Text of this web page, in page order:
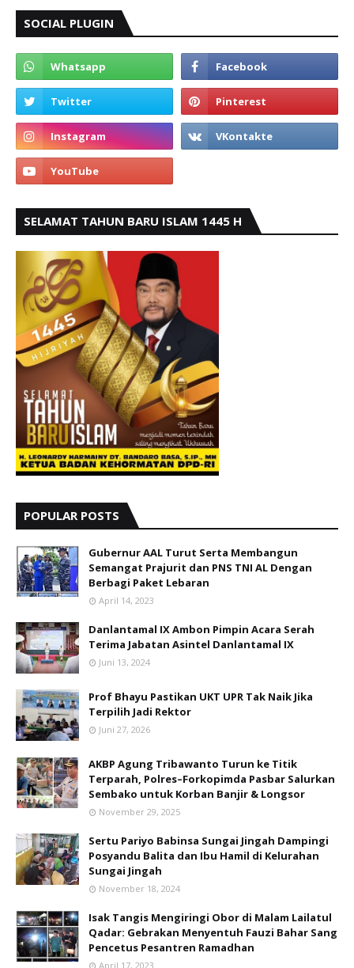
SOCIAL PLUGIN
SELAMAT TAHUN BARU ISLAM 1445 H
POPULAR POSTS
Gubernur AAL Turut Serta Membangun
Semangat Prajurit dan PNS TNI AL Dengan
Berbagi Paket Lebaran
April 14, 2023
Danlantamal IX Ambon Pimpin Acara Serah
Terima Jabatan Asintel Danlantamal IX
Juni 13, 2024
Prof Bhayu Pastikan UKT UPR Tak Naik Jika
Terpilih Jadi Rektor
Juni 27, 2026
AKBP Agung Tribawanto Turun ke Titik
Terparah, Polres–Forkopimda Pasbar Salurkan
Sembako untuk Korban Banjir & Longsor
November 29, 2025
Sertu Pariyo Babinsa Sungai Jingah Dampingi
Posyandu Balita dan Ibu Hamil di Kelurahan
Sungai Jingah
November 18, 2024
Isak Tangis Mengiringi Obor di Malam Lailatul
Qadar: Gebrakan Menyentuh Fauzi Bahar Sang
Pencetus Pesantren Ramadhan
April 17, 2023